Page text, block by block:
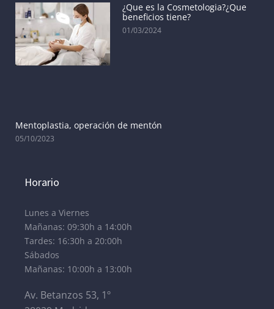
¿Que es la Cosmetologia?¿Que
beneficios tiene?
01/03/2024
Mentoplastia, operación de mentón
05/10/2023
Horario
Lunes a Viernes
Mañanas: 09:30h a 14:00h
Tardes: 16:30h a 20:00h
Sábados
Mañanas: 10:00h a 13:00h
Av. Betanzos 53, 1º